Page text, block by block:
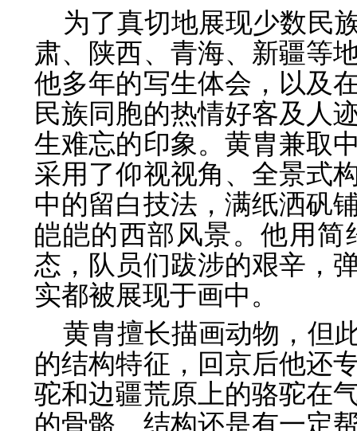
为了真切地展现少数民
肃、陕西、青海、新疆等
他多年的写生体会，以及
民族同胞的热情好客及人
生难忘的印象。黄胄兼取
采用了仰视视角、全景式
中的留白技法，满纸洒矾
皑皑的西部风景。他用简
态，队员们跋涉的艰辛，
实都被展现于画中。
黄胄擅长描画动物，但
的结构特征， 回京后他还
驼和边疆荒原上的骆驼在
的骨骼、结构还是有一定